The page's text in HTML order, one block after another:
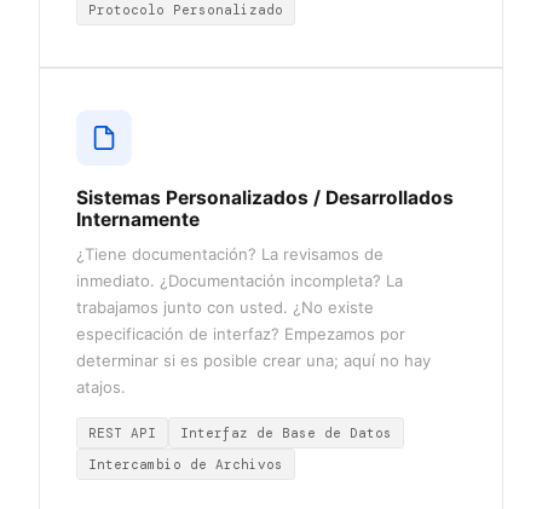
Protocolo Personalizado
Sistemas Personalizados / Desarrollados
Internamente
¿Tiene documentación? La revisamos de
inmediato. ¿Documentación incompleta? La
trabajamos junto con usted. ¿No existe
especificación de interfaz? Empezamos por
determinar si es posible crear una; aquí no hay
atajos.
REST API
Interfaz de Base de Datos
Intercambio de Archivos